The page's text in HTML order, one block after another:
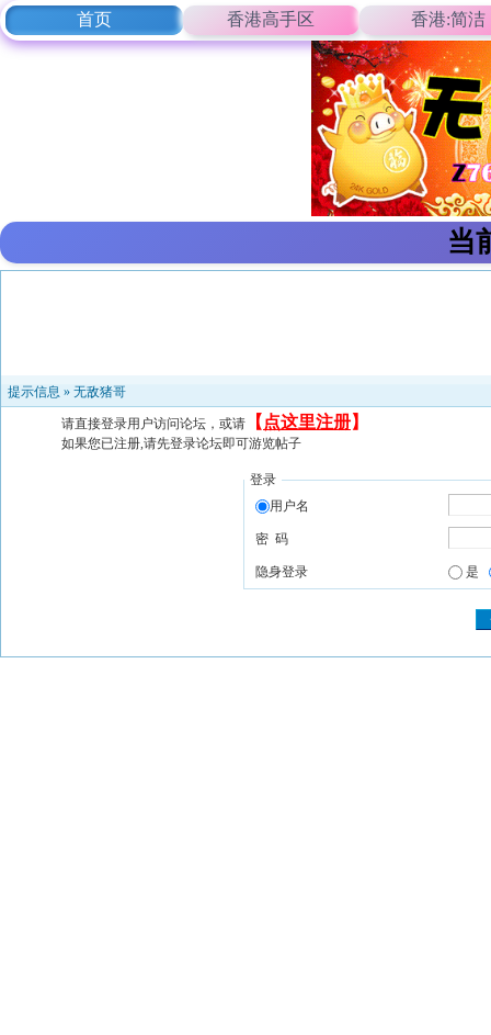
首页 香港高手区 香港:简洁
当
提示信息 » 无敌猪哥
请直接登录用户访问论坛，或请 【 点这里注册】
如果您已注册,请先登录论坛即可游览帖子
登录
用户名
密 码
隐身登录 是